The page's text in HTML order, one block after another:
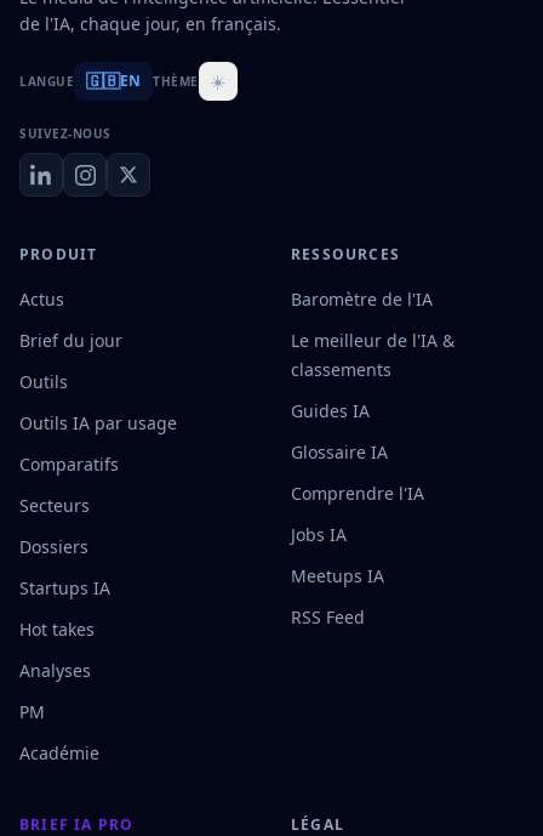
de l'IA, chaque jour, en français.
LANGUE 🇬🇧EN THÈME ☀️
SUIVEZ-NOUS
PRODUIT
Actus
Brief du jour
Outils
Outils IA par usage
Comparatifs
Secteurs
Dossiers
Startups IA
Hot takes
Analyses
PM
Académie
RESSOURCES
Baromètre de l'IA
Le meilleur de l'IA &
classements
Guides IA
Glossaire IA
Comprendre l'IA
Jobs IA
Meetups IA
RSS Feed
BRIEF IA PRO LÉGAL